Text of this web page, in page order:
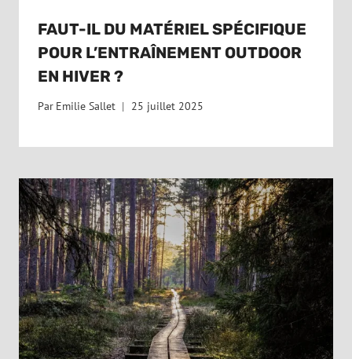
FAUT-IL DU MATÉRIEL SPÉCIFIQUE
POUR L’ENTRAÎNEMENT OUTDOOR
EN HIVER ?
Par Emilie Sallet 25 juillet 2025